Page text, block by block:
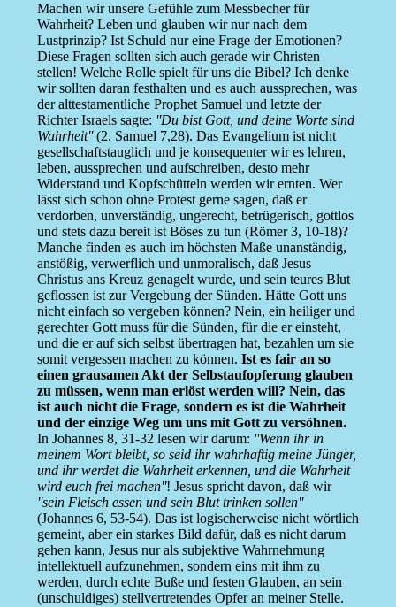
Machen wir unsere Gefühle zum Messbecher für
Wahrheit? Leben und glauben wir nur nach dem
Lustprinzip? Ist Schuld nur eine Frage der Emotionen?
Diese Fragen sollten sich auch gerade wir Christen
stellen! Welche Rolle spielt für uns die Bibel? Ich denke
wir sollten daran festhalten und es auch aussprechen, was
der alttestamentliche Prophet Samuel und letzte der
Richter Israels sagte: ''Du bist Gott, und deine Worte sind
Wahrheit''(2. Samuel 7,28). Das Evangelium ist nicht
gesellschaftstauglich und je konsequenter wir es lehren,
leben, aussprechen und aufschreiben, desto mehr
Widerstand und Kopfschütteln werden wir ernten. Wer
lässt sich schon ohne Protest gerne sagen, daß er
verdorben, unverständig, ungerecht, betrügerisch, gottlos
und stets dazu bereit ist Böses zu tun (Römer 3, 10-18)?
Manche finden es auch im höchsten Maße unanständig,
anstößig, verwerflich und unmoralisch, daß Jesus
Christus ans Kreuz genagelt wurde, und sein teures Blut
geflossen ist zur Vergebung der Sünden. Hätte Gott uns
nicht einfach so vergeben können? Nein, ein heiliger und
gerechter Gott muss für die Sünden, für die er einsteht,
und die er auf sich selbst übertragen hat, bezahlen um sie
somit vergessen machen zu können. Ist es fair an so
einen grausamen Akt der Selbstaufopferung glauben
zu müssen, wenn man erlöst werden will? Nein, das
ist auch nicht die Frage, sondern es ist die Wahrheit
und der einzige Weg um uns mit Gott zu versöhnen.
In Johannes 8, 31-32 lesen wir darum: ''Wenn ihr in
meinem Wort bleibt, so seid ihr wahrhaftig meine Jünger,
und ihr werdet die Wahrheit erkennen, und die Wahrheit
wird euch frei machen''! Jesus spricht davon, daß wir
''sein Fleisch essen und sein Blut trinken sollen''
(Johannes 6, 53-54). Das ist logischerweise nicht wörtlich
gemeint, aber ein starkes Bild dafür, daß es nicht darum
gehen kann, Jesus nur als subjektive Wahrnehmung
intellektuell aufzunehmen, sondern eins mit ihm zu
werden, durch echte Buße und festen Glauben, an sein
(unschuldiges) stellvertretendes Opfer an meiner Stelle.